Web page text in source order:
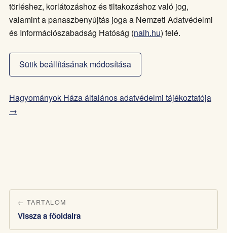
törléshez, korlátozáshoz és tiltakozáshoz való jog,
valamint a panaszbenyújtás joga a Nemzeti Adatvédelmi
és Információszabadság Hatóság (naih.hu) felé.
Sütik beállításának módosítása
Hagyományok Háza általános adatvédelmi tájékoztatója
→
← TARTALOM
Vissza a főoldalra